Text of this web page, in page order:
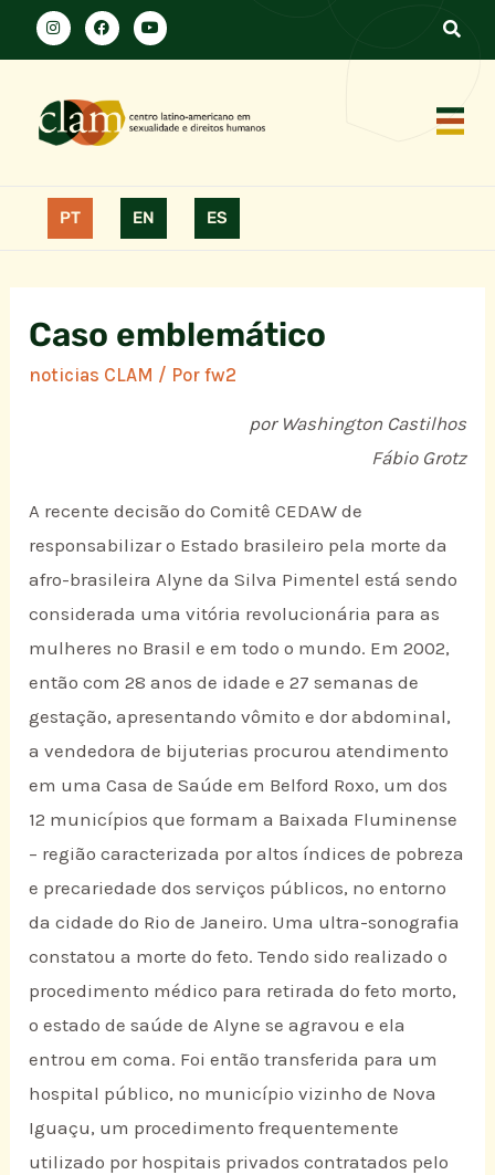
PT EN ES
Caso emblemático
noticias CLAM / Porfw2
por Washington Castilhos
Fábio Grotz
A recente decisão do Comitê CEDAW de
responsabilizar o Estado brasileiro pela morte da
afro-brasileira Alyne da Silva Pimentel está sendo
considerada uma vitória revolucionária para as
mulheres no Brasil e em todo o mundo. Em 2002,
então com 28 anos de idade e 27 semanas de
gestação, apresentando vômito e dor abdominal,
a vendedora de bijuterias procurou atendimento
em uma Casa de Saúde em Belford Roxo, um dos
12 municípios que formam a Baixada Fluminense
– região caracterizada por altos índices de pobreza
e precariedade dos serviços públicos, no entorno
da cidade do Rio de Janeiro. Uma ultra-sonografia
constatou a morte do feto. Tendo sido realizado o
procedimento médico para retirada do feto morto,
o estado de saúde de Alyne se agravou e ela
entrou em coma. Foi então transferida para um
hospital público, no município vizinho de Nova
Iguaçu, um procedimento frequentemente
utilizado por hospitais privados contratados pelo